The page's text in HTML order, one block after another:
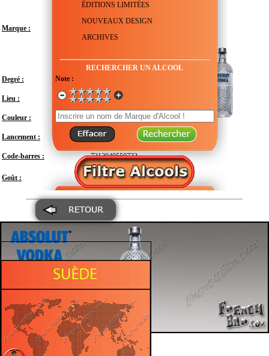
ÉDITIONS LIMITÉES
NOUVEAUX DESIGN
ARCHIVES
RECHERCHER UN ALCOOL
Note :
Marque :
Degré :
Lieu : Suède - Scanie - Åhus
Couleur : Transparent
Lancement : Novembre 2010
Code-barres : 7312040550722
Goût : Modéré